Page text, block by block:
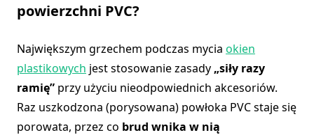
powierzchni PVC?
Największym grzechem podczas mycia okien
plastikowych jest stosowanie zasady „siły razy
ramię” przy użyciu nieodpowiednich akcesoriów.
Raz uszkodzona (porysowana) powłoka PVC staje się
porowata, przez co brud wnika w nią